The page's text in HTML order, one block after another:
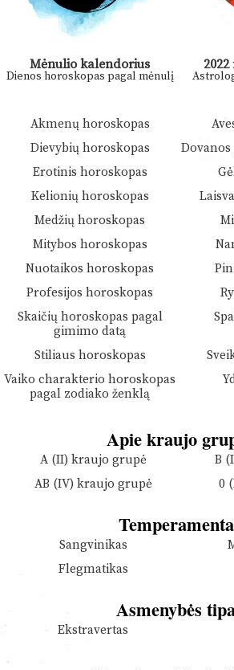
Mėnulio kalendorius
Dienos horoskopas pagal mėnulį
Akmenų horoskopas
Dievybių horoskopas
Erotinis horoskopas
Kelionių horoskopas
Medžių horoskopas
Mitybos horoskopas
Nuotaikos horoskopas
Profesijos horoskopas
Skaičių horoskopas pagal
gimimo datą
Stiliaus horoskopas
Vaiko charakterio horoskopas
pagal zodiako ženklą
Apie kraujo
A (II) kraujo grupė
B
AB (IV) kraujo grupė
0
Sangvinikas
Flegmatikas
Asmenybės
Ekstravertas